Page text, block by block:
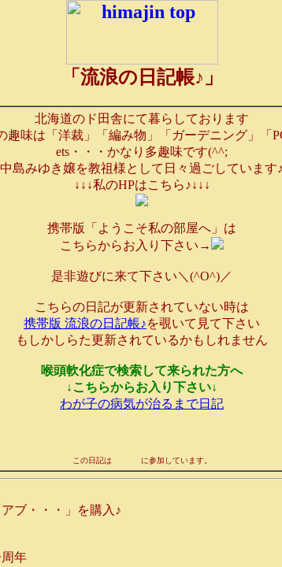
「流浪の日記帳♪」
北海道のド田舎にて暮らしております
趣味は「洋裁」「編み物」「ガーデニング」「
ets・・・かなり多趣味です(^^;
中島みゆき嬢を教祖様として日々過ごしています♪
↓↓↓私のHPはこちら♪↓↓↓
携帯版「ようこそ私の部屋へ」は
こちらからお入り下さい→
是非遊びに来て下さい＼(^O^)／
こちらの日記が更新されていない時は
携帯版 流浪の日記帳♪を覗いて見て下さい
もしかしらた更新されているかもしれません
喉頭軟化症で検索して来られた方へ
↓こちらからお入り下さい↓
わが子の病気が治るまで日記
この日記は に参加しています。
ブ・・・」を購入♪
年